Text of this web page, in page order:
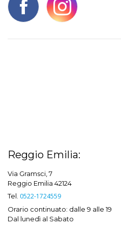
Reggio Emilia:
Via Gramsci, 7
Reggio Emilia 42124
Tel. 0522-1724559
Orario continuato: dalle 9 alle 19
Dal lunedì al Sabato